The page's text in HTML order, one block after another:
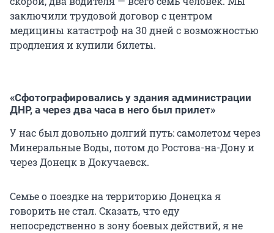
заключили трудовой договор с центром
медицины катастроф на 30 дней с возможностью
продления и купили билеты.
«Сфотографировались у здания администрации
ДНР, а через два часа в него был прилет»
У нас был довольно долгий путь: самолетом через
Минеральные Воды, потом до Ростова-на-Дону и
через Донецк в Докучаевск.
Семье о поездке на территорию Донецка я
говорить не стал. Сказать, что еду
непосредственно в зону боевых действий, я не